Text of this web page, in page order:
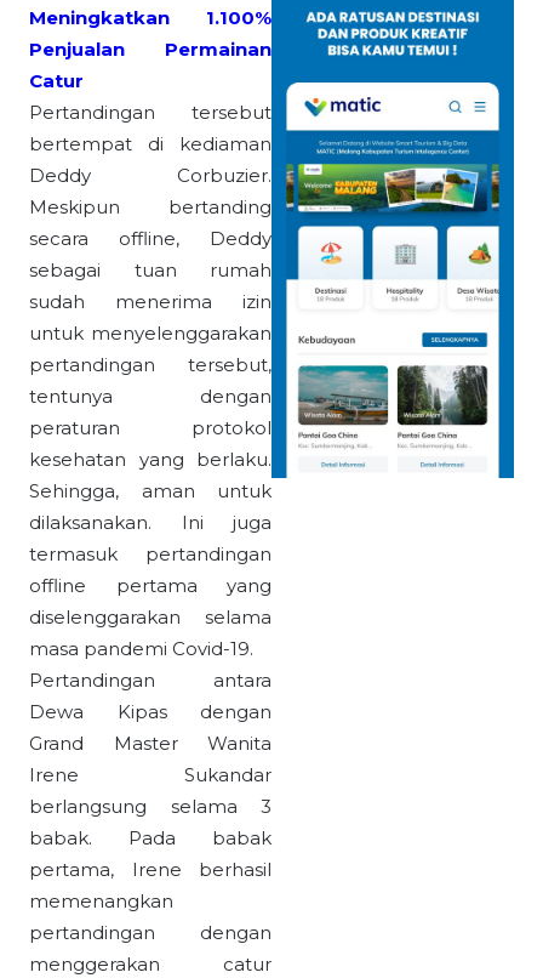
Meningkatkan 1.100%
Penjualan Permainan
Catur
Pertandingan tersebut
bertempat di kediaman
Deddy Corbuzier.
Meskipun bertanding
secara offline, Deddy
sebagai tuan rumah
sudah menerima izin
untuk menyelenggarakan
pertandingan tersebut,
tentunya dengan
peraturan protokol
kesehatan yang berlaku.
Sehingga, aman untuk
dilaksanakan. Ini juga
termasuk pertandingan
offline pertama yang
diselenggarakan selama
masa pandemi Covid-19.
Pertandingan antara
Dewa Kipas dengan
Grand Master Wanita
Irene Sukandar
berlangsung selama 3
babak. Pada babak
pertama, Irene berhasil
memenangkan
pertandingan dengan
menggerakan catur